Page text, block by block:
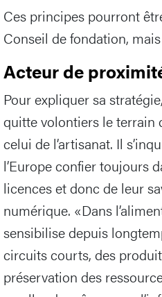
Ces principes pourront
Conseil de fondation,
Acteur de
Pour expliquer sa
quitte volontiers le terrain
celui de l’artisanat. Il
l’Europe confier toujours
licences et donc de leur
numérique. «Dans
sensibilise depuis
circuits courts, des
préservation des